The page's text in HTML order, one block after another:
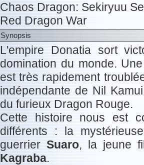
Chaos Dragon: Sekiryuu
Red Dragon War
Synopsis
L'empire Donatia sort
domination du monde.
est très rapidement
indépendante de Nil
du furieux Dragon Rouge.
Cette histoire nous est
différents : la
guerrier Suaro, la jeune
Kagraba.